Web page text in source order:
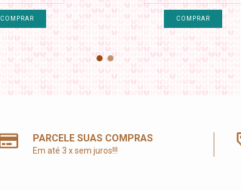
COMPRAR COMPRAR
PARCELE SUAS COMPRAS
Em até 3 x sem juros!!!